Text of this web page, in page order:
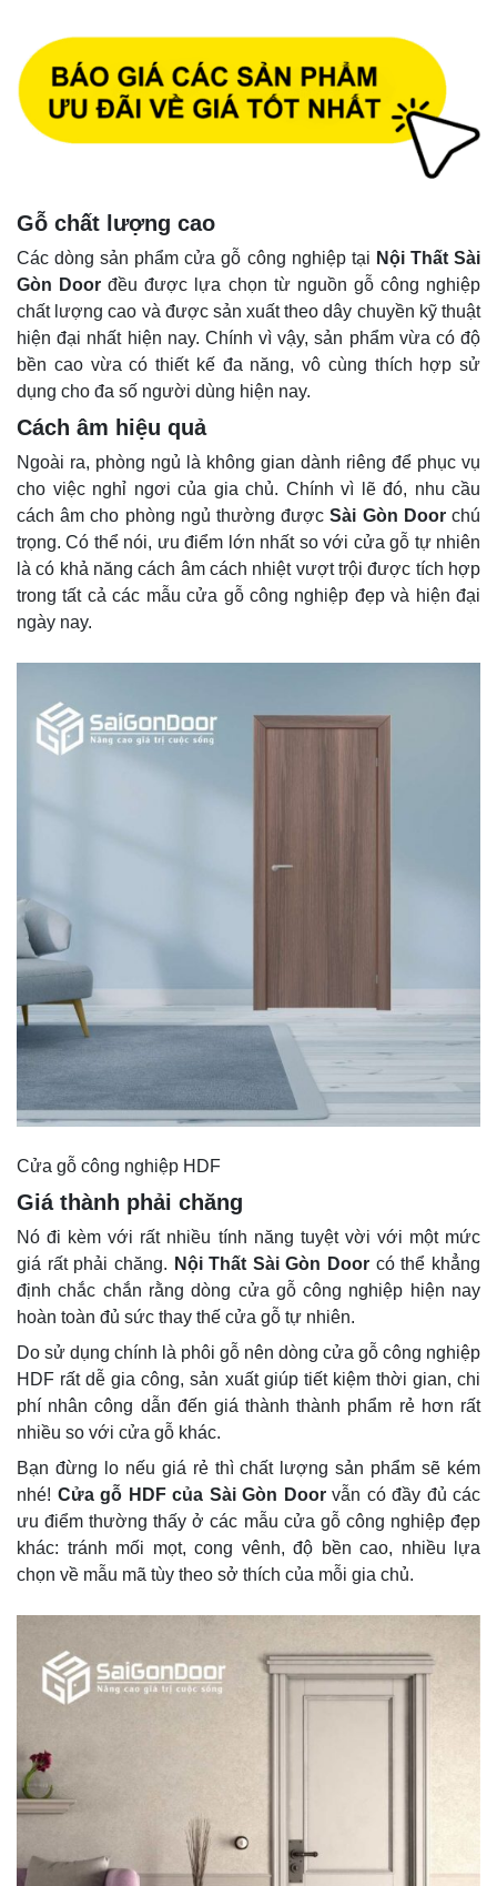
Gỗ chất lượng cao
Các dòng sản phẩm cửa gỗ công nghiệp tại Nội Thất Sài
Gòn Door đều được lựa chọn từ nguồn gỗ công nghiệp
chất lượng cao và được sản xuất theo dây chuyền kỹ thuật
hiện đại nhất hiện nay. Chính vì vậy, sản phẩm vừa có độ
bền cao vừa có thiết kế đa năng, vô cùng thích hợp sử
dụng cho đa số người dùng hiện nay.
Cách âm hiệu quả
Ngoài ra, phòng ngủ là không gian dành riêng để phục vụ
cho việc nghỉ ngơi của gia chủ. Chính vì lẽ đó, nhu cầu
cách âm cho phòng ngủ thường đượcSài Gòn Doorchú
trọng. Có thể nói, ưu điểm lớn nhất so với cửa gỗ tự nhiên
là có khả năng cách âm cách nhiệt vượt trội được tích hợp
trong tất cả các mẫu cửa gỗ công nghiệp đẹp và hiện đại
ngày nay.
Cửa gỗ công nghiệp HDF
Giá thành phải chăng
Nó đi kèm với rất nhiều tính năng tuyệt vời với một mức
giá rất phải chăng. Nội Thất Sài Gòn Door có thể khẳng
định chắc chắn rằng dòng cửa gỗ công nghiệp hiện nay
hoàn toàn đủ sức thay thế cửa gỗ tự nhiên.
Do sử dụng chính là phôi gỗ nên dòng cửa gỗ công nghiệp
HDF rất dễ gia công, sản xuất giúp tiết kiệm thời gian, chi
phí nhân công dẫn đến giá thành thành phẩm rẻ hơn rất
nhiều so với cửa gỗ khác.
Bạn đừng lo nếu giá rẻ thì chất lượng sản phẩm sẽ kém
nhé! Cửa gỗ HDF của Sài Gòn Door vẫn có đầy đủ các
ưu điểm thường thấy ở các mẫu cửa gỗ công nghiệp đẹp
khác: tránh mối mọt, cong vênh, độ bền cao, nhiều lựa
chọn về mẫu mã tùy theo sở thích của mỗi gia chủ.